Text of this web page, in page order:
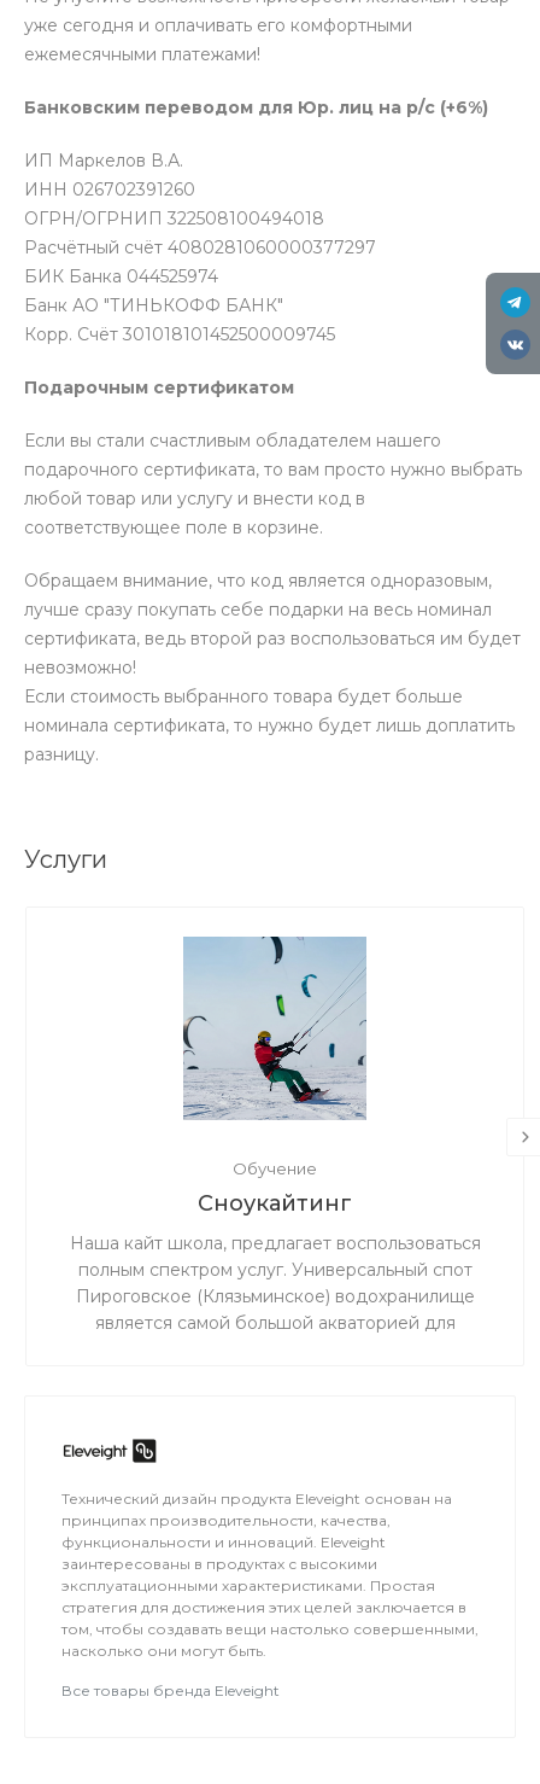
уже сегодня и оплачивать его комфортными
ежемесячными платежами!
Банковским переводом для Юр. лиц на р/с (+6%)
ИП Маркелов В.А.
ИНН 026702391260
ОГРН/ОГРНИП 322508100494018
Расчётный счёт 4080281060000377297
БИК Банка 044525974
Банк АО "ТИНЬКОФФ БАНК"
Корр. Счёт 301018101452500009745
Подарочным сертификатом
Если вы стали счастливым обладателем нашего
подарочного сертификата, то вам просто нужно выбрать
любой товар или услугу и внести код в
соответствующее поле в корзине.
Обращаем внимание, что код является одноразовым,
лучше сразу покупать себе подарки на весь номинал
сертификата, ведь второй раз воспользоваться им будет
невозможно!
Если стоимость выбранного товара будет больше
номинала сертификата, то нужно будет лишь доплатить
разницу.
Услуги
Обучение
Сноукайтинг
Наша кайт школа, предлагает воспользоваться
полным спектром услуг. Универсальный спот
Пироговское (Клязьминское) водохранилище
является самой большой акваторией для
Технический дизайн продукта Eleveight основан на
принципах производительности, качества,
функциональности и инноваций. Eleveight
заинтересованы в продуктах с высокими
эксплуатационными характеристиками. Простая
стратегия для достижения этих целей заключается в
том, чтобы создавать вещи настолько совершенными,
насколько они могут быть.
Все товары бренда Eleveight